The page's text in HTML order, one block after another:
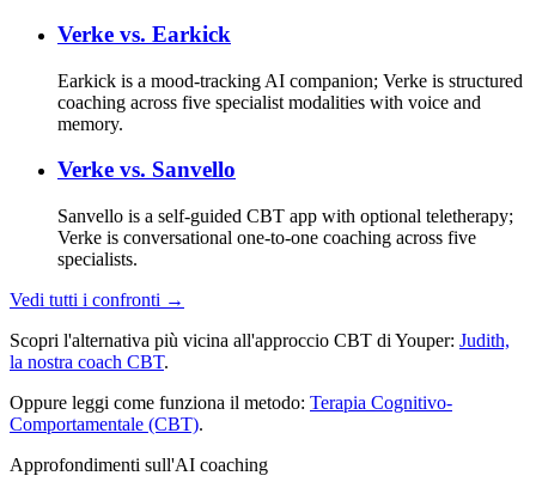
Verke vs. Earkick
Earkick is a mood-tracking AI companion; Verke is structured
coaching across five specialist modalities with voice and
memory.
Verke vs. Sanvello
Sanvello is a self-guided CBT app with optional teletherapy;
Verke is conversational one-to-one coaching across five
specialists.
Vedi tutti i confronti →
Scopri l'alternativa più vicina all'approccio CBT di Youper: Judith,
la nostra coach CBT.
Oppure leggi come funziona il metodo: Terapia Cognitivo-
Comportamentale (CBT).
Approfondimenti sull'AI coaching